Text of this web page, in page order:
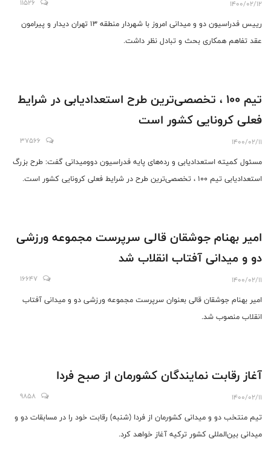
1400/02/12
11526
رییس فدراسیون دو و میدانی امروز با شهردار منطقه ۱۳ تهران دیدار و پیرامون
عقد تفاهم همکاری بحث و تبادل نظر داشت.
تیم ۱۰۰ ، تخصصی‌ترین طرح استعدادیابی در شرایط
فعلی کرونایی کشور است
1400/02/11
37566
مسئول کمیته استعدادیابی و رده‌های پایه فدراسیون دوومیدانی گفت: طرح بزرگ
استعدادیابی تیم ۱۰۰ ، تخصصی‌ترین طرح در شرایط فعلی کرونایی کشور است.
امیر بهنام جوشقان قالی سرپرست مجموعه ورزشی
دو و میدانی آفتاب انقلاب شد
1400/02/11
16647
امیر بهنام جوشقان‌ قالی بعنوان سرپرست مجموعه ورزشی دو و میدانی آفتاب
انقلاب منصوب شد.
آغاز رقابت نمایندگان کشورمان از صبح فردا
1400/02/11
9858
تیم منتخب دو و میدانی کشورمان از فردا (شنبه) رقابت خود را در مسابقات دو و
میدانی بین‌المللی کشور ترکیه آغاز خواهد کرد.